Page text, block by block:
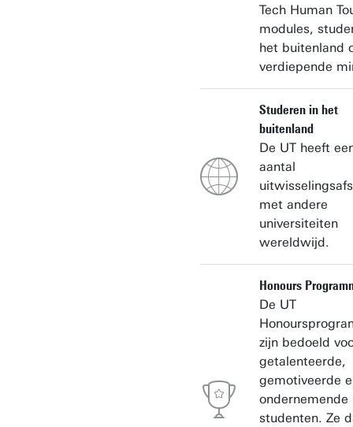
Tech Human
modules,
het buitenland
verdiepende
Studeren in het
buitenland
De UT heeft
aantal
met andere
universiteiten
wereldwijd.
Honours
De UT
zijn bedoeld
getalenteerde,
gemotiveerde
ondernemende
studenten. Ze